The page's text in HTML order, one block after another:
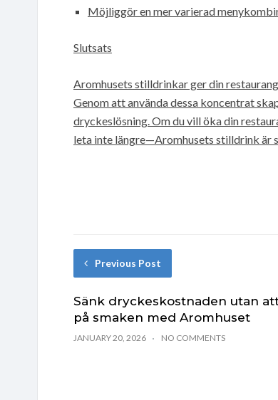
Möjliggör en mer varierad
Slutsats
Aromhusets stilldrinkar ger din
Genom att använda dessa koncentrat
dryckeslösning. Om du vill öka din
leta inte längre—Aromhusets stilldrink är
Previous Post
Sänk dryckeskostnaden utan
på smaken med Aromhuset
JANUARY 20, 2026 NO COMMENTS